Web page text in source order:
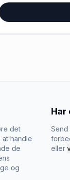
det
handle
de
og
Har
eller